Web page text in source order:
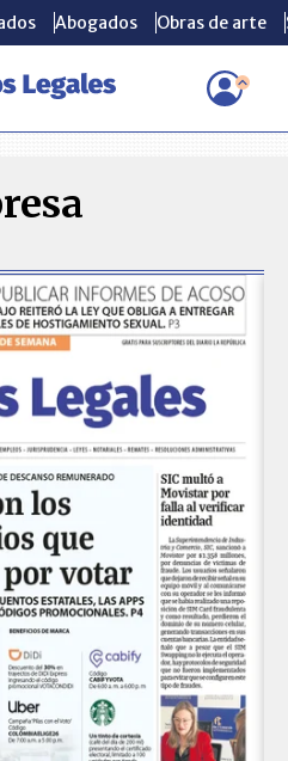
Abogados Obras de arte
Abogados Obras de arte